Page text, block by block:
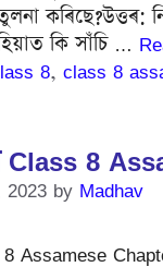
কৰিছে?উত্তৰ:
কি সাঁচি …
8, class 8
Class 8
by Madhav
Assamese